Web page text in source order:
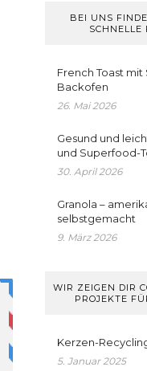
BEI UNS
SCHNELLE
French Toast
Backofen
26. Mai 2026
Gesund und
und Superfood-
30. April 2026
Granola –
selbstgemacht
9. März 2026
WIR ZEIGEN DIR
PROJEKTE
Kerzen-
5. Januar 2025